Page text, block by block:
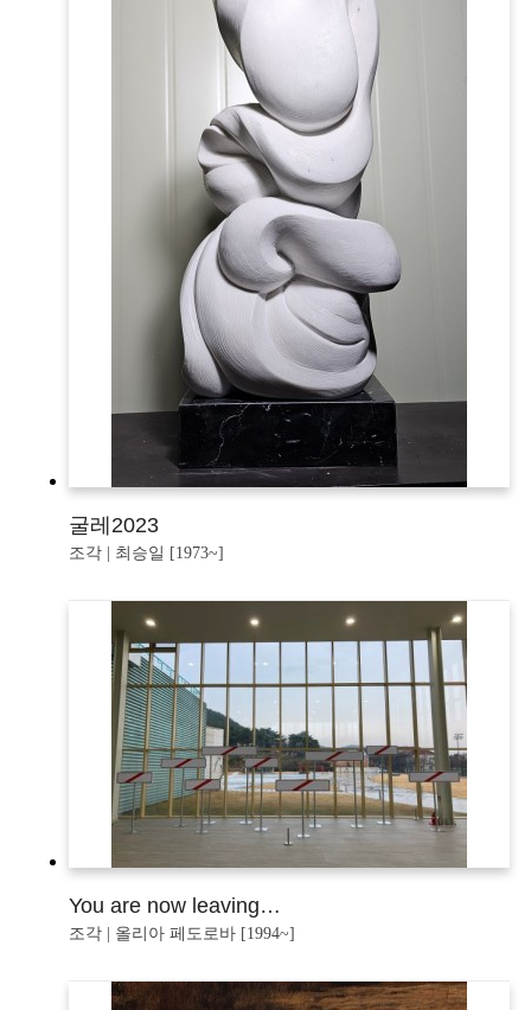
굴레2023
조각 | 최승일 [1973~]
You are now leaving…
조각 | 올리아 페도로바 [1994~]